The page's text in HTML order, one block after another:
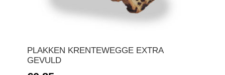
PLAKKEN KRENTEWEGGE EXTRA
GEVULD